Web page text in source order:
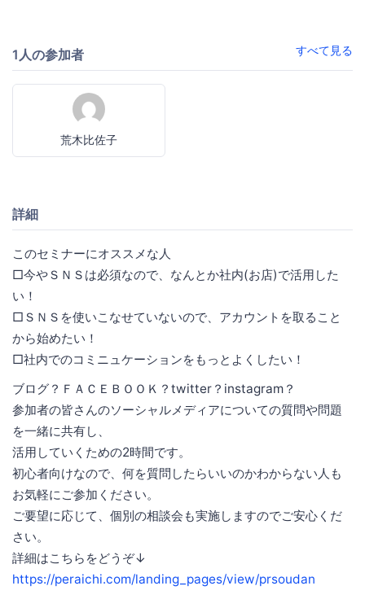
1人の参加者 すべて見る
荒木比佐子
詳細
このセミナーにオススメな人
□今やＳＮＳは必須なので、なんとか社内(お店)で活用した
い！
□ＳＮＳを使いこなせていないので、アカウントを取ること
から始めたい！
□社内でのコミニュケーションをもっとよくしたい！
ブログ？ＦＡＣＥＢＯＯＫ？twitter？instagram？
参加者の皆さんのソーシャルメディアについての質問や問題
を一緒に共有し、
活用していくための2時間です。
初心者向けなので、何を質問したらいいのかわからない人も
お気軽にご参加ください。
ご要望に応じて、個別の相談会も実施しますのでご安心くだ
さい。
詳細はこちらをどうぞ↓
https://peraichi.com/landing_pages/view/prsoudan